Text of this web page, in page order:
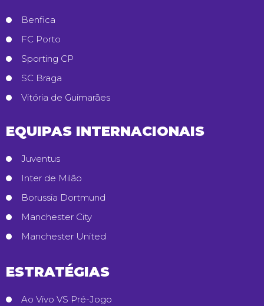
Benfica
FC Porto
Sporting CP
SC Braga
Vitória de Guimarães
EQUIPAS INTERNACIONAIS
Juventus
Inter de Milão
Borussia Dortmund
Manchester City
Manchester United
ESTRATÉGIAS
Ao Vivo VS Pré-Jogo